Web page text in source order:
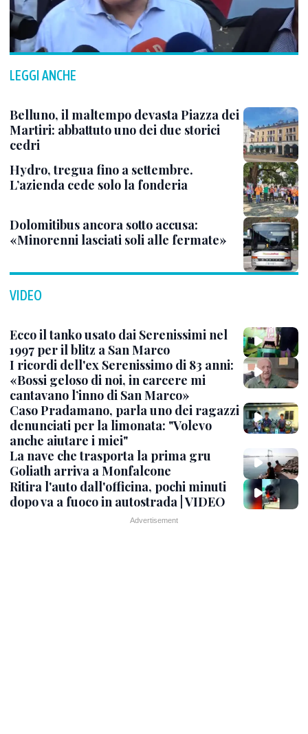
LEGGI ANCHE
Belluno, il maltempo devasta Piazza dei
Martiri: abbattuto uno dei due storici
cedri
Hydro, tregua fino a settembre.
L’azienda cede solo la fonderia
Dolomitibus ancora sotto accusa:
«Minorenni lasciati soli alle fermate»
VIDEO
Ecco il tanko usato dai Serenissimi nel
1997 per il blitz a San Marco
I ricordi dell'ex Serenissimo di 83 anni:
«Bossi geloso di noi, in carcere mi
cantavano l’inno di San Marco»
Caso Pradamano, parla uno dei ragazzi
denunciati per la limonata: "Volevo
anche aiutare i miei"
La nave che trasporta la prima gru
Goliath arriva a Monfalcone
Ritira l'auto dall'officina, pochi minuti
dopo va a fuoco in autostrada | VIDEO